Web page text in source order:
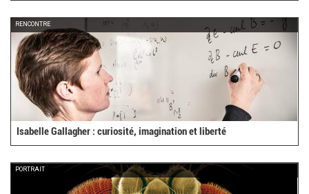
RENCONTRE
Isabelle Gallagher : curiosité, imagination et liberté
PORTRAIT